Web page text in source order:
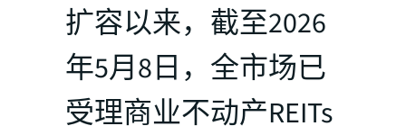
扩容以来，截至2026
年5月8日，全市场已
受理商业不动产REITs